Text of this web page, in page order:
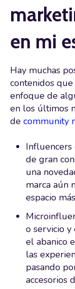
en mi
Hay muchas
contenidos
enfoque de
en los últimos
de community
Influencers
de gran
una
marca aún
espacio
o servicio
el abanico
las
pasando
accesorios